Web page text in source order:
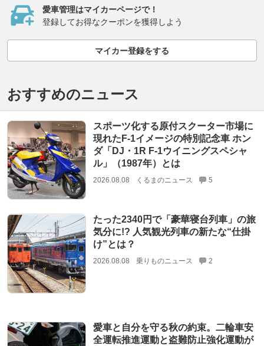
愛車管理はマイカーページで！
登録してお得なクーポンを獲得しよう
マイカー登録をする
おすすめのニュース
スポーツ化する原付スクーター市場に
現れたF-1イメージの特別記念車 ホン
ダ「DJ・1R F-1ウイニングスペシャ
ル」（1987年）とは
2026.08.08 くるまのニュース 5
たった2340円で「豪華寝台列車」の旅
気分に!? 人気観光列車の新たな“仕掛
け”とは？
2026.08.08 乗りものニュース 2
愛車と自分を守る秋の約束。二輪車安
全運転推進運動と盗難防止強化運動が